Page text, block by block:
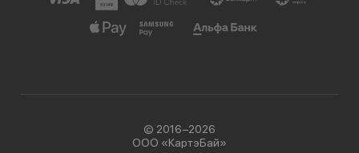
© 2016−2026
ООО «КартэБай»